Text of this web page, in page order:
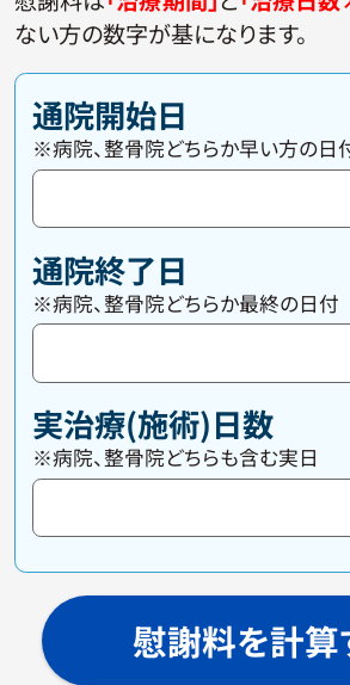
ない方の数字が基になります。
通院開始日
※病院、整骨院どちらか早い方の日
通院終了日
※病院、整骨院どちらか最終の日付
実治療(施術)日数
※病院、整骨院どちらも含む実日
慰謝料を計算